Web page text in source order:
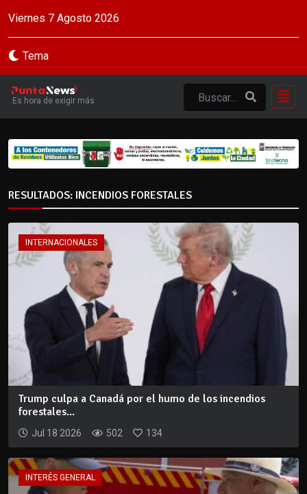
Viernes 7 Agosto 2026
Tema
Es hora de exigir más
RESULTADOS: INCENDIOS FORESTALES
INTERNACIONALES
Trump culpa a Canadá por el humo de los incendios
forestales...
Jul 18 2026 502 134
INTERÉS GENERAL